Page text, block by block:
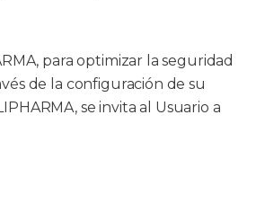
para optimizar la seguridad
de la configuración de su
se invita al Usuario a